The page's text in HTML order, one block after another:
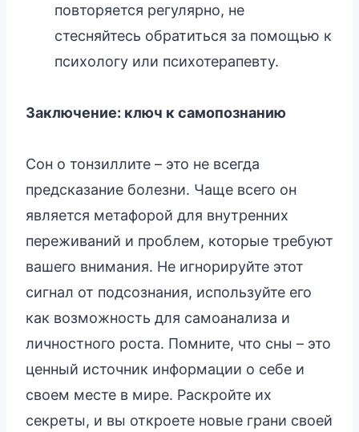
повторяется регулярно, не
стесняйтесь обратиться за помощью к
психологу или психотерапевту.
Заключение: ключ к самопознанию
Сон о тонзиллите – это не всегда
предсказание болезни. Чаще всего он
является метафорой для внутренних
переживаний и проблем, которые требуют
вашего внимания. Не игнорируйте этот
сигнал от подсознания, используйте его
как возможность для самоанализа и
личностного роста. Помните, что сны – это
ценный источник информации о себе и
своем месте в мире. Раскройте их
секреты, и вы откроете новые грани своей